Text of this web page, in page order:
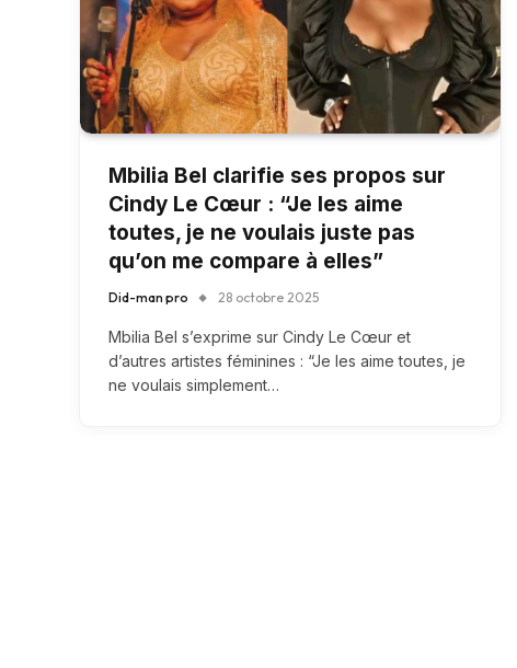
Mbilia Bel clarifie ses propos sur
Cindy Le Cœur : “Je les aime
toutes, je ne voulais juste pas
qu’on me compare à elles”
Did-man pro 28 octobre 2025
Mbilia Bel s’exprime sur Cindy Le Cœur et
d’autres artistes féminines : “Je les aime toutes, je
ne voulais simplement…